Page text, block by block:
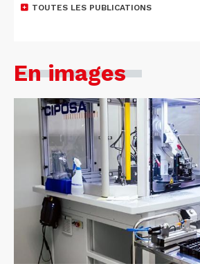
TOUTES LES PUBLICATIONS
En images